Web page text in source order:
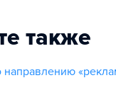
также